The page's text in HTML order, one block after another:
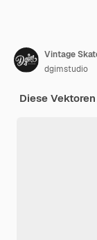
Vintage
dgimstudio
Diese